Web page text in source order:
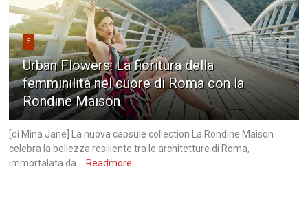
6
Urban Flowers: La fioritura della
femminilità nel cuore di Roma con la
Rondine Maison
[di Mina Jane] La nuova capsule collection La Rondine Maison
celebra la bellezza resiliente tra le architetture di Roma,
immortalata da...
Readmore